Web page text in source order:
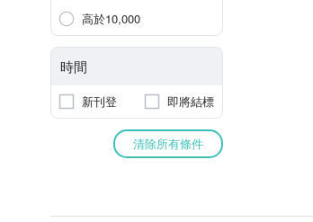
高於10,000
時間
新刊登 即將結標
清除所有條件